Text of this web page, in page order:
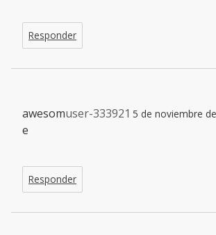
Responder
user-333921 5 de noviembre
awesom
e
Responder